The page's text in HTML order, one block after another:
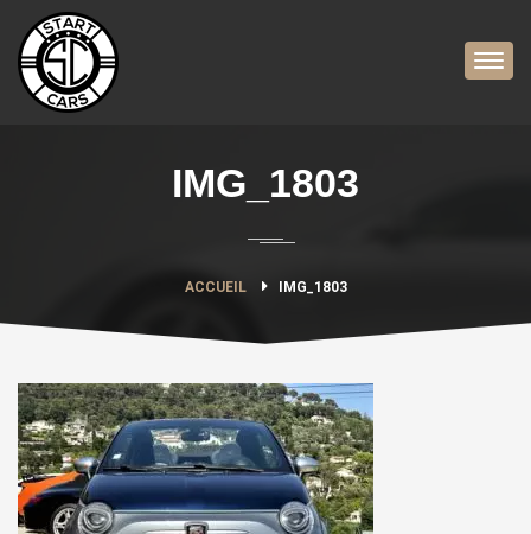
IMG_1803
ACCUEIL IMG_1803